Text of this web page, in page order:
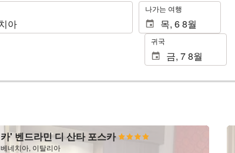
. 나가는 여행
귀국
카' 벤드라민 디 산타 포스카
베네치아, 이탈리아